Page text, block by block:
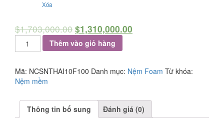
Xóa
$1,703,000.00 $1,310,000.00
Nệm
cao
non
Thailand
lượng
Thêm vào giỏ hàng
Mã: NCSNTHAI10F100 Danh mục: Nệm Foam Từ khóa:
Nệm mềm
Thông tin bổ sung Đánh giá (0)